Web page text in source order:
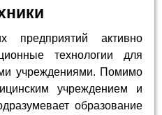
предприятий активно
технологии для
учреждениями. Помимо
учреждением и
образование